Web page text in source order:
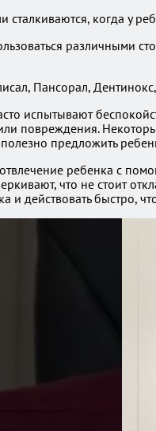
когда у
различными
Пансорал,
испытывают
повреждения.
предложить
ребенка с
что не стоит
и действовать быстро,